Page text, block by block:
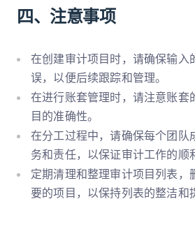
四、注意事项
在创建审计项目时，请确保输入
误，以便后续跟踪和管理。
在进行账套管理时，请注意账套
目的准确性。
在分工过程中，请确保每个团队
务和责任，以保证审计工作的顺
定期清理和整理审计项目列表，
要的项目，以保持列表的整洁和